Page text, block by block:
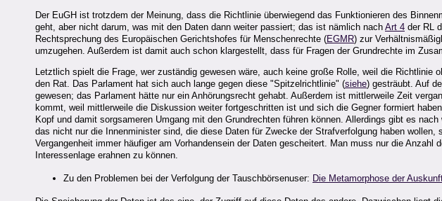
Der EuGH ist trotzdem der Meinung, dass die Richtlinie überwiegend das Funktionieren des
geht, aber nicht darum, was mit den Daten dann weiter passiert; das ist nämlich nach Art 4 der RL
Rechtsprechung des Europäischen Gerichtshofes für Menschenrechte (EGMR) zur
umzugehen. Außerdem ist damit auch schon klargestellt, dass für Fragen der Grundrechte im
Letztlich spielt die Frage, wer zuständig gewesen wäre, auch keine große Rolle, weil die
den Rat. Das Parlament hat sich auch lange gegen diese "Spitzelrichtlinie" (siehe) gesträubt. Auf
gewesen; das Parlament hätte nur ein Anhörungsrecht gehabt. Außerdem ist mittlerweile Zeit
kommt, weil mittlerweile die Diskussion weiter fortgeschritten ist und sich die Gegner formiert
Kopf und damit sorgsameren Umgang mit den Grundrechten führen können. Allerdings gibt es
das nicht nur die Innenminister sind, die diese Daten für Zwecke der Strafverfolgung haben
Vergangenheit immer häufiger am Vorhandensein der Daten gescheitert. Man muss nur die
Interessenlage erahnen zu können.
Zu den Problemen bei der Verfolgung der Tauschbörsenuser: Die Metamorphose der